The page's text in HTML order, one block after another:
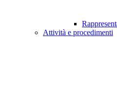
Attività e procedimenti